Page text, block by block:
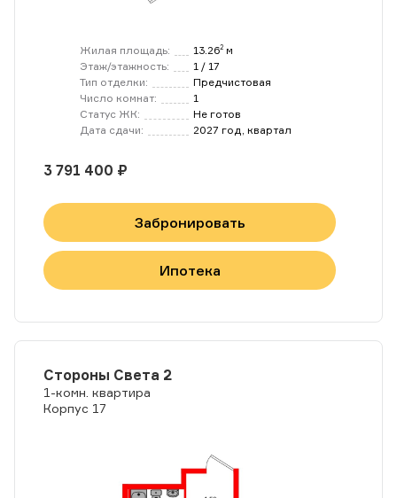
Жилая площадь: 13.262 м
Этаж/этажность:
1 / 17
Тип отделки:
Предчистовая
Число комнат:
1
Статус ЖК:
Не готов
Дата сдачи:
2027 год, квартал
3 791 400 ₽
Забронировать
Ипотека
Стороны Света 2
1-комн. квартира
Корпус 17